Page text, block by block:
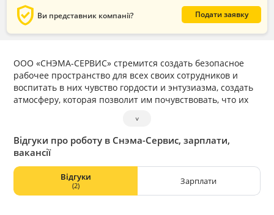
verified_user Ви представник компанії? Подати заявку
ООО «СНЭМА-СЕРВИС» стремится создать безопасное
рабочее пространство для всех своих сотрудников и
воспитать в них чувство гордости и энтузиазма, создать
атмосферу, которая позволит им почувствовать, что их
˅
Відгуки про роботу в Снэма-Сервис, зарплати,
вакансії
Відгуки
(2) Зарплати